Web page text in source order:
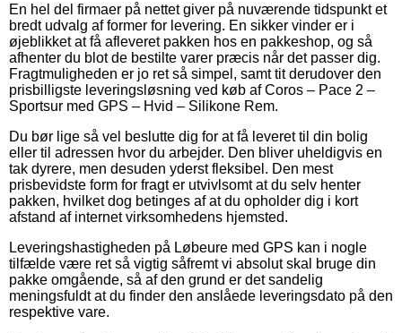
En hel del firmaer på nettet giver på nuværende tidspunkt et
bredt udvalg af former for levering. En sikker vinder er i
øjeblikket at få afleveret pakken hos en pakkeshop, og så
afhenter du blot de bestilte varer præcis når det passer dig.
Fragtmuligheden er jo ret så simpel, samt tit derudover den
prisbilligste leveringsløsning ved køb af Coros – Pace 2 –
Sportsur med GPS – Hvid – Silikone Rem.
Du bør lige så vel beslutte dig for at få leveret til din bolig
eller til adressen hvor du arbejder. Den bliver uheldigvis en
tak dyrere, men desuden yderst fleksibel. Den mest
prisbevidste form for fragt er utvivlsomt at du selv henter
pakken, hvilket dog betinges af at du opholder dig i kort
afstand af internet virksomhedens hjemsted.
Leveringshastigheden på Løbeure med GPS kan i nogle
tilfælde være ret så vigtig såfremt vi absolut skal bruge din
pakke omgående, så af den grund er det sandelig
meningsfuldt at du finder den anslåede leveringsdato på den
respektive vare.